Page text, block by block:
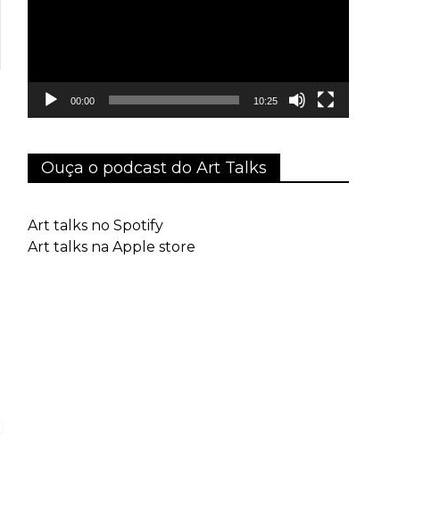
00:00 10:25
Ouça o podcast do Art Talks
Art talks no Spotify
Art talks na Apple store